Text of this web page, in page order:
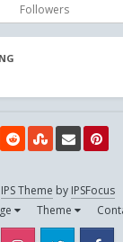
Followers
IPS Theme by IPSFocus
Theme